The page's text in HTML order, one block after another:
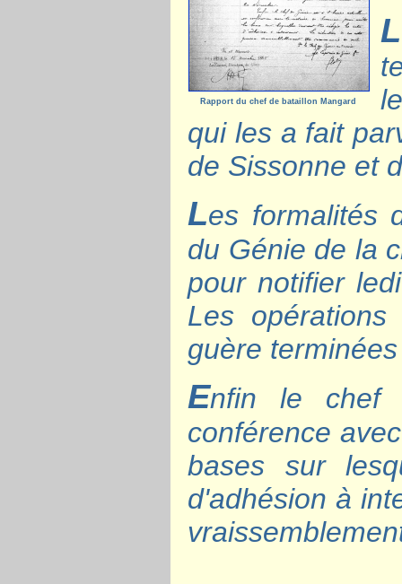
Rapport du chef de bataillon Mangard
L
qui les a fait
de Sissonne et
Les formalités
du Génie de la
pour notifier
Les
guère
Enfin le chef
conférence
bases sur
d'adhésion à